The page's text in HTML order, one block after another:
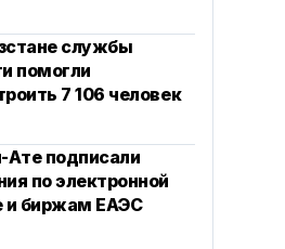
службы
помогли
7 106 человек
Ате подписали
по электронной
и биржам ЕАЭС